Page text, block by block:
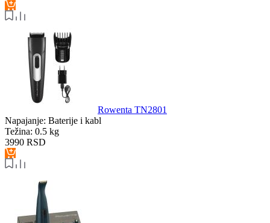
Rowenta TN2801
Napajanje: Baterije i kabl
Težina: 0.5 kg
3990 RSD